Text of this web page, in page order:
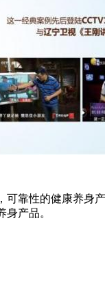
性的健康养身
产品。